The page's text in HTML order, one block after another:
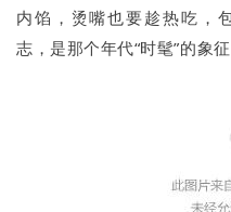
内馅，烫嘴也要趁热吃，
志，是那个年代“时髦”的象征